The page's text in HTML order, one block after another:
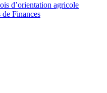
d’orientation agricole
Finances